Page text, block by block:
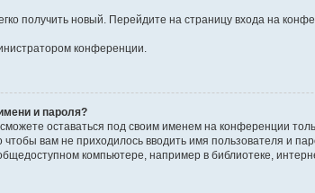
получить новый. Перейдите на страницу входа на
конференции.
и пароля?
сможете оставаться под своим именем на конференции
чтобы вам не приходилось вводить имя пользователя и
компьютере, например в библиотеке,